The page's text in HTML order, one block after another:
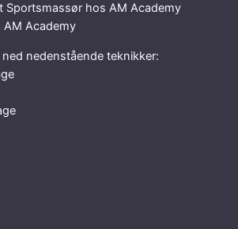
Sportsmassør hos AM Academy
Academy
nedenstående teknikker: